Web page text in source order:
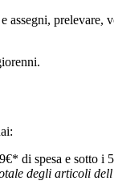
assegni,
di spesa e sotto i
degli articoli